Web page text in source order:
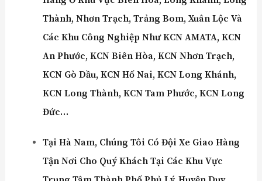
Thành, Nhơn Trạch, Trảng Bom, Xuân Lộc Và
Các Khu Công Nghiệp Như KCN AMATA, KCN
An Phước, KCN Biên Hòa, KCN Nhơn Trạch,
KCN Gò Dầu, KCN Hố Nai, KCN Long Khánh,
KCN Long Thành, KCN Tam Phước, KCN Long
Đức…
Tại Hà Nam, Chúng Tôi Có Đội Xe Giao Hàng
Tận Nơi Cho Quý Khách Tại Các Khu Vực